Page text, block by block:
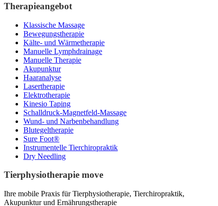
Therapieangebot
Klassische Massage
Bewegungstherapie
Kälte- und Wärmetherapie
Manuelle Lymphdrainage
Manuelle Therapie
Akupunktur
Haaranalyse
Lasertherapie
Elektrotherapie
Kinesio Taping
Schalldruck-Magnetfeld-Massage
Wund- und Narbenbehandlung
Blutegeltherapie
Sure Foot®
Instrumentelle Tierchiropraktik
Dry Needling
Tierphysiotherapie move
Ihre mobile Praxis für Tierphysiotherapie, Tierchiropraktik,
Akupunktur und Ernährungstherapie